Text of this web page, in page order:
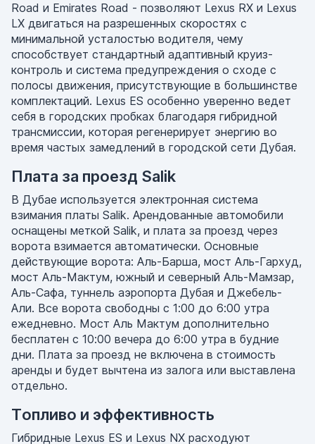
Road и Emirates Road - позволяют Lexus RX и Lexus
LX двигаться на разрешенных скоростях с
минимальной усталостью водителя, чему
способствует стандартный адаптивный круиз-
контроль и система предупреждения о сходе с
полосы движения, присутствующие в большинстве
комплектаций. Lexus ES особенно уверенно ведет
себя в городских пробках благодаря гибридной
трансмиссии, которая регенерирует энергию во
время частых замедлений в городской сети Дубая.
Плата за проезд Salik
В Дубае используется электронная система
взимания платы Salik. Арендованные автомобили
оснащены меткой Salik, и плата за проезд через
ворота взимается автоматически. Основные
действующие ворота: Аль-Барша, мост Аль-Гархуд,
мост Аль-Мактум, южный и северный Аль-Мамзар,
Аль-Сафа, туннель аэропорта Дубая и Джебель-
Али. Все ворота свободны с 1:00 до 6:00 утра
ежедневно. Мост Аль Мактум дополнительно
бесплатен с 10:00 вечера до 6:00 утра в будние
дни. Плата за проезд не включена в стоимость
аренды и будет вычтена из залога или выставлена
отдельно.
Топливо и эффективность
Гибридные Lexus ES и Lexus NX расходуют